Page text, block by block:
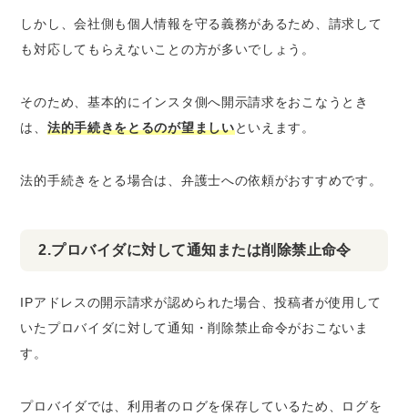
しかし、会社側も個人情報を守る義務があるため、 請求して
も対応してもらえないことの方が多いでしょう。
そのため、基本的にインスタ側へ開示請求をおこなうとき
は、 法的手続きをとるのが望ましいといえます。
法的手続きをとる場合は、弁護士への依頼がおすすめです。
2.プロバイダに対して通知または削除禁止命令
IPアドレスの開示請求が認められた場合、投稿者が使用して
いたプロバイダに対して通知・削除禁止命令がおこないま
す。
プロバイダでは、利用者のログを保存しているため、ログを